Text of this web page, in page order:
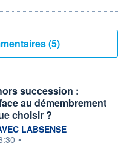
Voir plus de commentaires (5)
succession :
au démembrement
choisir ?
par LABSENSE
•